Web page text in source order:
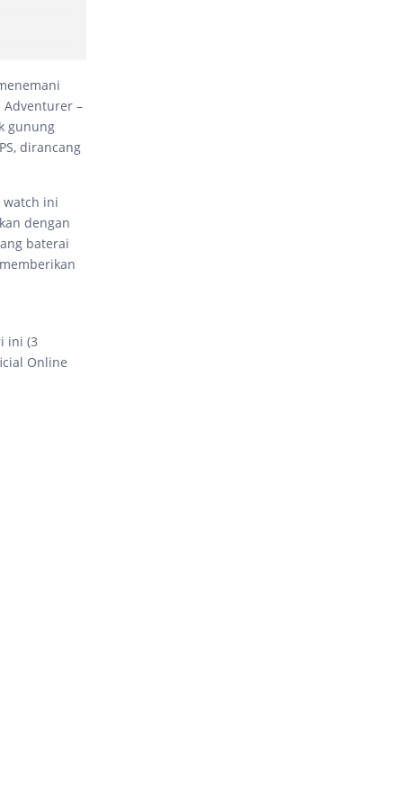
Adventurer –
gunung
dirancang
watch ini
dengan
baterai
ini (3
Online